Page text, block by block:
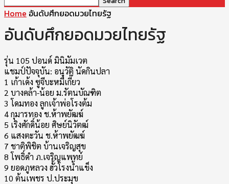
Home อันดับศึกยอดมวยไทยรัฐ
อันดับศึกยอดมวยไทยรัฐ
รุ่น 105 ปอนด์ มินิมัมเวต
แชมป์ปัจจุบัน: อนุวัติ นัดกินปลา
1 เก้าเด้ง ซูจีบะหมี่เกี๊ยว
2 บางคล้า-น้อย ม.รัตนบัณฑิต
3 โดมทอง ลูกเจ้าพ่อโรงต้ม
4 กุมารทอง ช.ห้าพยัฒฆ์
5 เริงศักดิ์น้อย ศิษย์นิวัตฒ์
6 แสงตะวัน ช.ห้าพยัฒฆ์
7 ชาติพิชิต บ้านเจริญสุข
8 โพธิ์ดำ ภ.เจริญแพทย์
9 ยอดภูหลวง ฮั้วโรงน้ำแข็ง
10 ต้นเพชร ป.ประมุข